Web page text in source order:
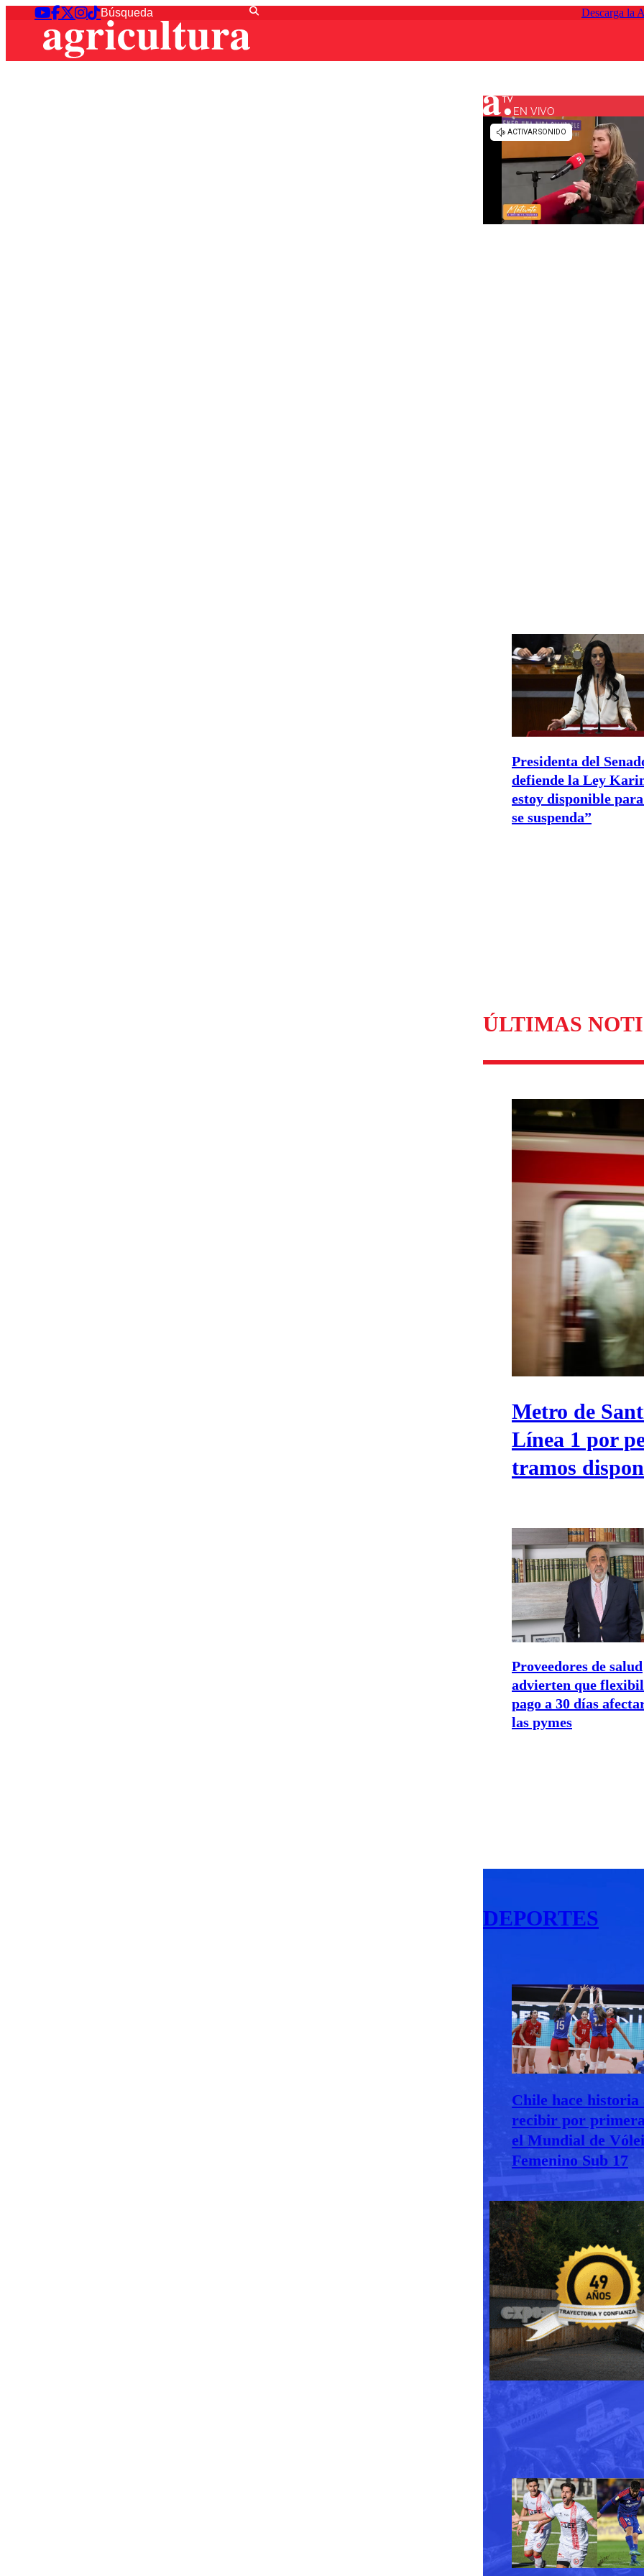
Descarga la
EN VIVO
Presidenta del
defiende la Ley
estoy disponible
se suspenda”
ÚLTIMAS
Metro de
Línea 1 por
tramos
Proveedores de salud
advierten que
pago a 30 días
las pymes
DEPORTES
Chile hace historia
recibir por
el Mundial de
Femenino Sub 17